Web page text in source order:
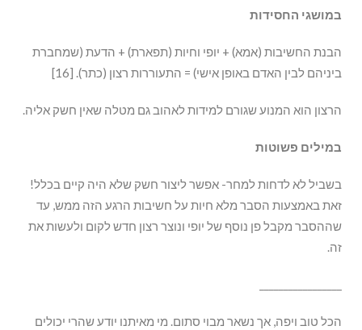
במושגי החסידות
הבנת החשיבות (אמא) + יופי וחיות (תפארת) + הדעת (שמחברת
ביניהם לבין האדם באופן אישי) = התעוררות רצון (כתר). [16]
הרצון הוא המנוע שגורם למידות לאהוב גם מטלה שאין חשק אליה.
במילים פשוטות
בשביל לא לדחות למחר- אפשר ליצור חשק שלא היה קיים בכלל!
זאת באמצעות הסבר מלא חיות על חשיבות הרגע הזה ממש, עד
שההסבר מקבל פן נוסף של יופי ונוצר רצון חדש לקום ולעשות את
זה.
הכל טוב ויפה, אך נשאר מבוי סתום. מי מאיתנו יודע שהרי יכולים